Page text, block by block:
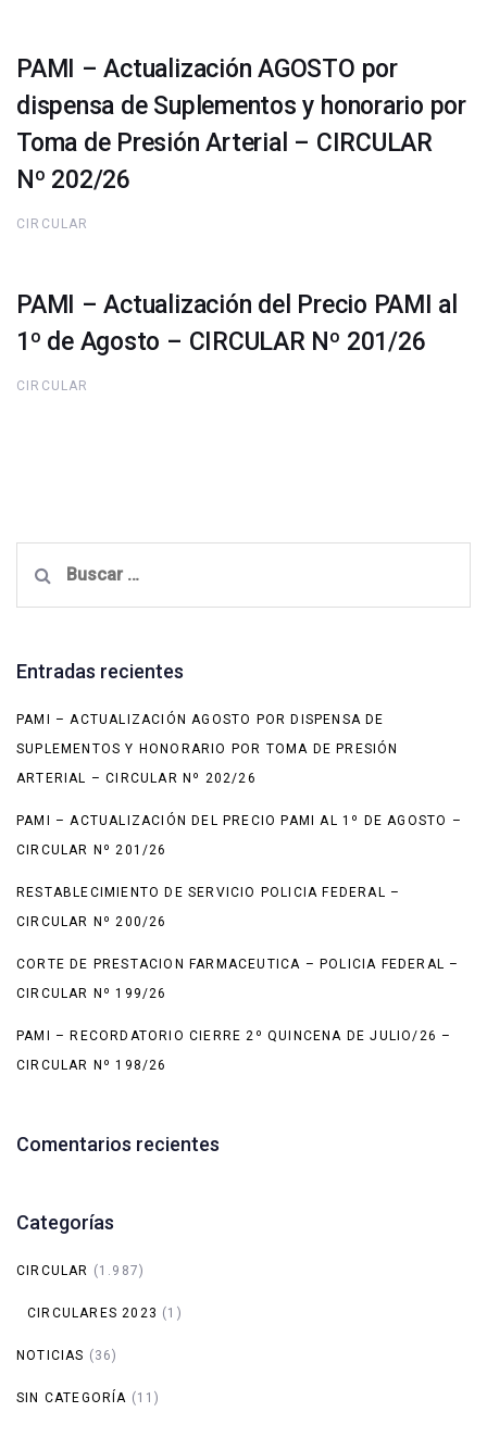
PAMI – Actualización AGOSTO por
dispensa de Suplementos y honorario por
Toma de Presión Arterial – CIRCULAR
Nº 202/26
CIRCULAR
PAMI – Actualización del Precio PAMI al
1º de Agosto – CIRCULAR Nº 201/26
CIRCULAR
Entradas recientes
PAMI – ACTUALIZACIÓN AGOSTO POR DISPENSA DE
SUPLEMENTOS Y HONORARIO POR TOMA DE PRESIÓN
ARTERIAL – CIRCULAR Nº 202/26
PAMI – ACTUALIZACIÓN DEL PRECIO PAMI AL 1º DE AGOSTO –
CIRCULAR Nº 201/26
RESTABLECIMIENTO DE SERVICIO POLICIA FEDERAL –
CIRCULAR Nº 200/26
CORTE DE PRESTACION FARMACEUTICA – POLICIA FEDERAL –
CIRCULAR Nº 199/26
PAMI – RECORDATORIO CIERRE 2º QUINCENA DE JULIO/26 –
CIRCULAR Nº 198/26
Comentarios recientes
Categorías
CIRCULAR (1.987)
CIRCULARES 2023 (1)
NOTICIAS (36)
SIN CATEGORÍA (11)